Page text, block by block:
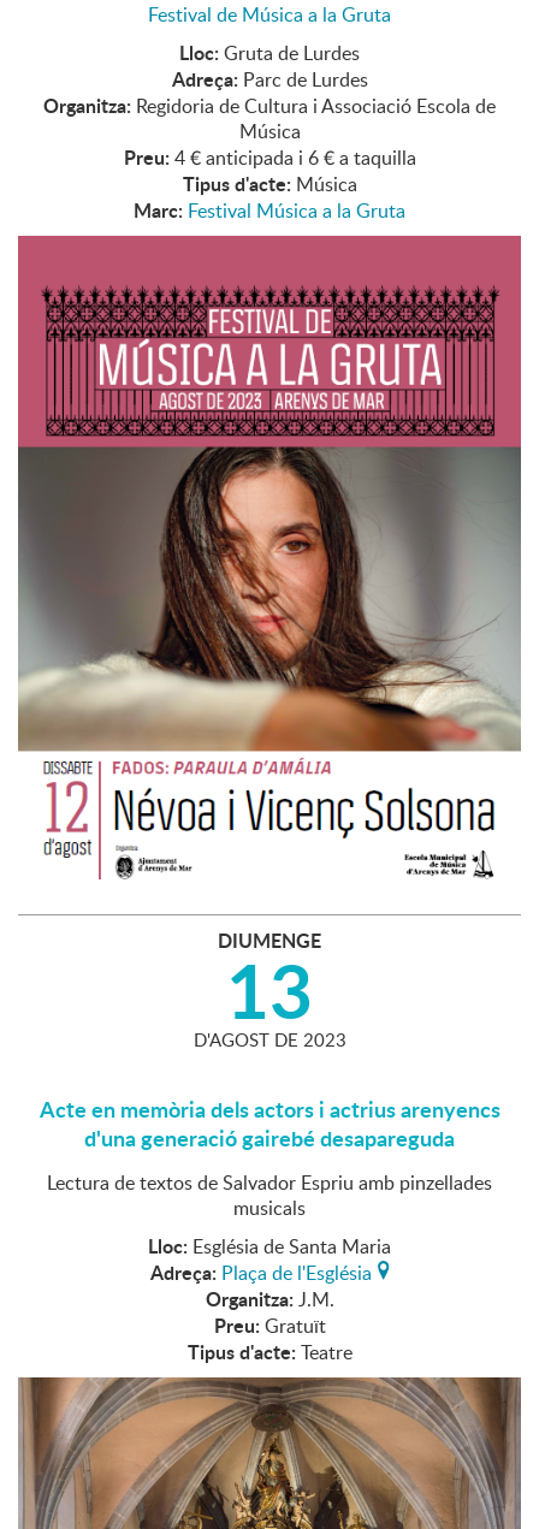
Festival de Música a la Gruta
Lloc: Gruta de Lurdes
Adreça: Parc de Lurdes
Organitza: Regidoria de Cultura i Associació Escola de
Música
Preu: 4 € anticipada i 6 € a taquilla
Tipus d'acte: Música
Marc: Festival Música a la Gruta
DIUMENGE
13
D'AGOST DE 2023
Acte en memòria dels actors i actrius arenyencs
d'una generació gairebé desapareguda
Lectura de textos de Salvador Espriu amb pinzellades
musicals
Lloc: Església de Santa Maria
Adreça: Plaça de l'Església
Organitza: J.M.
Preu: Gratuït
Tipus d'acte: Teatre